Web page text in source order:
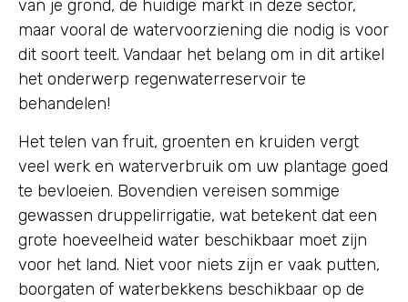
van je grond, de huidige markt in deze sector,
maar vooral de watervoorziening die nodig is voor
dit soort teelt. Vandaar het belang om in dit artikel
het onderwerp regenwaterreservoir te
behandelen!
Het telen van fruit, groenten en kruiden vergt
veel werk en waterverbruik om uw plantage goed
te bevloeien. Bovendien vereisen sommige
gewassen druppelirrigatie, wat betekent dat een
grote hoeveelheid water beschikbaar moet zijn
voor het land. Niet voor niets zijn er vaak putten,
boorgaten of waterbekkens beschikbaar op de